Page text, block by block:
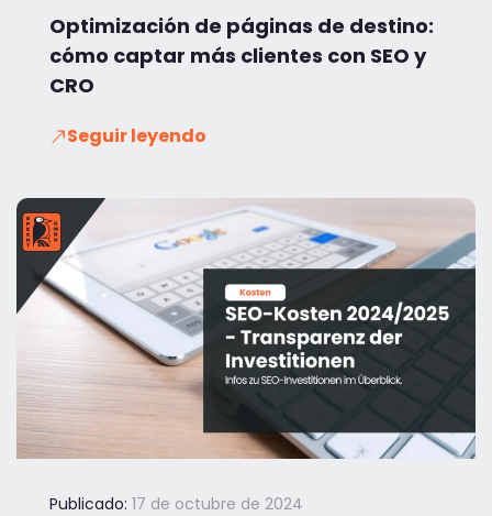
Optimización de páginas de destino:
cómo captar más clientes con SEO y
CRO
Seguir leyendo
Publicado: 17 de octubre de 2024